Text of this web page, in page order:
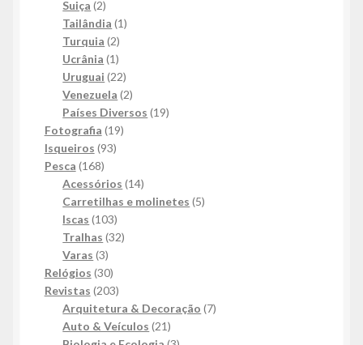
Suiça 22
produtos
Tailândia 11
Turquia 22
produtos
Ucrânia 11
produto
Uruguai 2222
produtos
Venezuela 22
produtos
Países Diversos 1919
Fotografia 1919
Isqueiros 9393
Pesca 168168
produtos
Acessórios 1414
produtos
Carretilhas e molinetes 55
Iscas 103103
produtos
Tralhas 3232
Varas 33
produtos
Relógios 3030
produtos
Revistas 203203
produtos
Arquitetura & Decoração 77
Auto & Veículos 2121